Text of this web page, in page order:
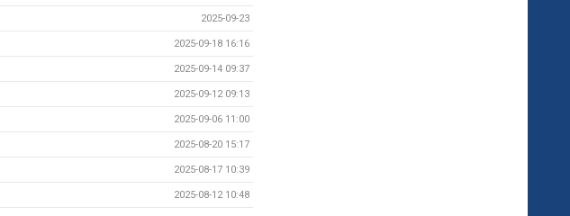
2025-09-23
2025-09-18 16:16
2025-09-14 09:37
2025-09-12 09:13
2025-09-06 11:00
2025-08-20 15:17
2025-08-17 10:39
2025-08-12 10:48